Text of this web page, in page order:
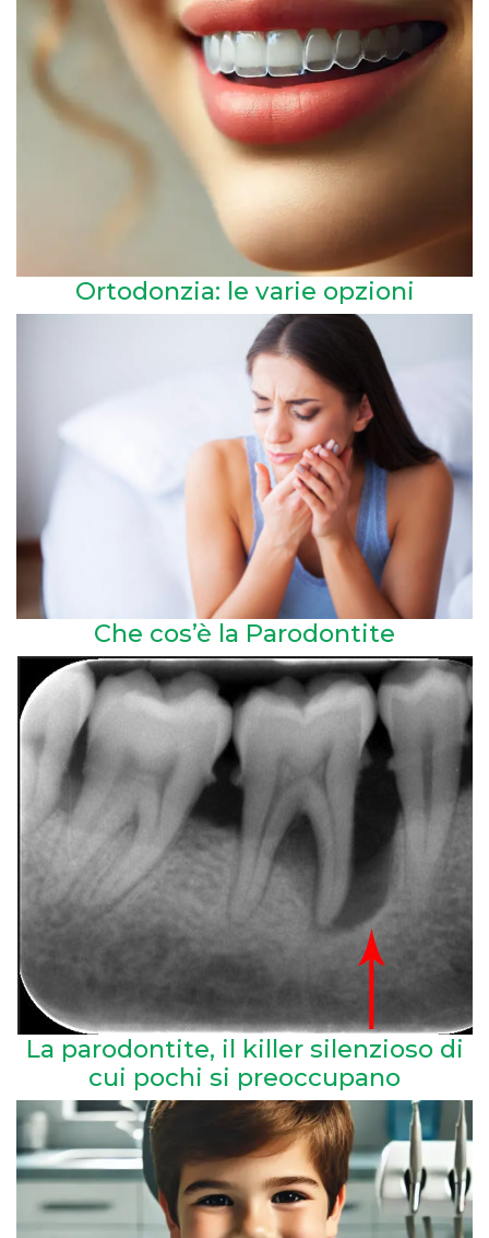
Ortodonzia: le varie opzioni
Che cos’è la Parodontite
La parodontite, il killer silenzioso di
cui pochi si preoccupano